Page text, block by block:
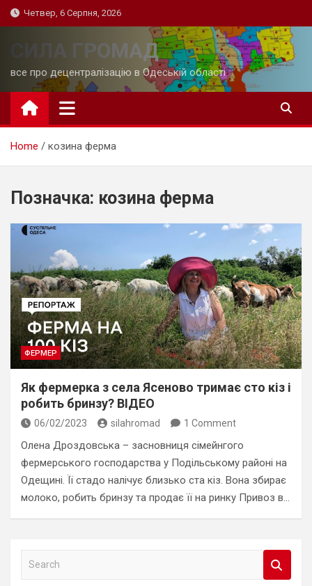
Skip
to
Четвер, 6 Серпня, 2026
СИЛА ГРОМАД
все про децентралізацію в Одеській області
Home козина ферма
Позначка: козина ферма
ФЕРМЕР
Як фермерка з села Ясеново тримає сто кіз і
робить бринзу? ВІДЕО
06/02/2023 silahromad 1 Comment
Олена Дроздовська – засновниця сімейнгого
фермерського господарства у Подільському районі на
Одещині. Її стадо налічує близько ста кіз. Вона збирає
молоко, робить бринзу та продає її на ринку Привоз в…